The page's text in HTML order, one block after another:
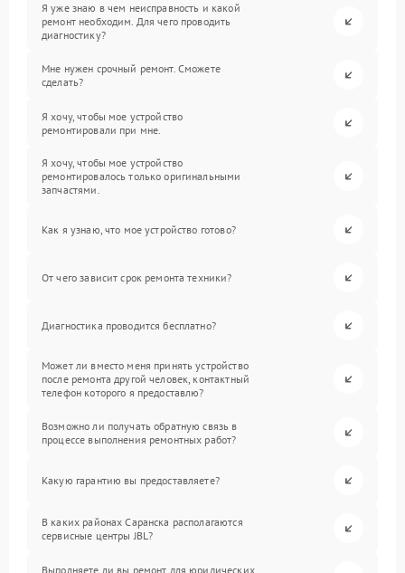
Я уже знаю в чем неисправность и какой
ремонт необходим. Для чего проводить
диагностику?
Мне нужен срочный ремонт. Сможете
сделать?
Я хочу, чтобы мое устройство
ремонтировали при мне.
Я хочу, чтобы мое устройство
ремонтировалось только оригинальными
запчастями.
Как я узнаю, что мое устройство готово?
От чего зависит срок ремонта техники?
Диагностика проводится бесплатно?
Может ли вместо меня принять устройство
после ремонта другой человек, контактный
телефон которого я предоставлю?
Возможно ли получать обратную связь в
процессе выполнения ремонтных работ?
Какую гарантию вы предоставляете?
В каких районах Саранска располагаются
сервисные центры JBL?
Выполняете ли вы ремонт для юридических